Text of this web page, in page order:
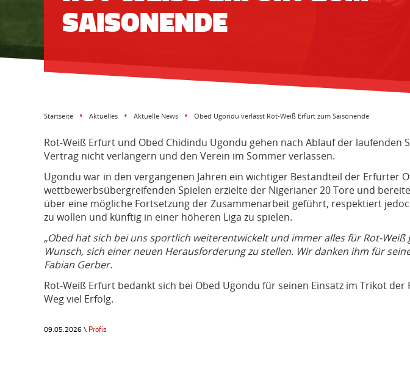
AISONENDE
Startseite Aktuelles Aktuelle News Obed Ugondu verlässt Rot-Weiß Erfurt zum Saisonende
Rot-Weiß Erfurt und Obed Chidindu Ugondu gehen nach Ablauf der
Vertrag nicht verlängern und den Verein im Sommer verlassen.
Ugondu war in den vergangenen Jahren ein wichtiger Bestandteil der Erfurter
wettbewerbsübergreifenden Spielen erzielte der Nigerianer 20 Tore und
über eine mögliche Fortsetzung der Zusammenarbeit geführt, respektiert
zu wollen und künftig in einer höheren Liga zu spielen.
„Obed hat sich bei uns sportlich weiterentwickelt und immer alles für Rot-
Wunsch, sich einer neuen Herausforderung zu stellen. Wir danken ihm für
Fabian Gerber.
Rot-Weiß Erfurt bedankt sich bei Obed Ugondu für seinen Einsatz im Trikot
Weg viel Erfolg.
09.05.2026 \ Profis